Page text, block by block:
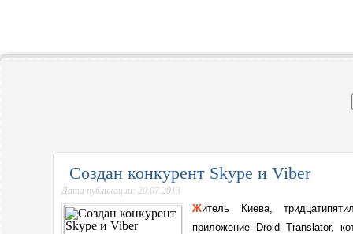
Создан конкурент Skype и Viber
Дата публикации: 20.07.2013
Житель Киева,
приложение Droid Translator,